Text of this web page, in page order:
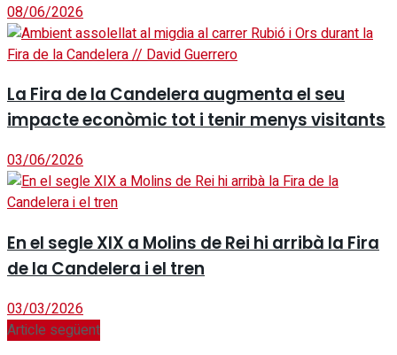
08/06/2026
La Fira de la Candelera augmenta el seu
impacte econòmic tot i tenir menys visitants
03/06/2026
En el segle XIX a Molins de Rei hi arribà la Fira
de la Candelera i el tren
03/03/2026
Article següent